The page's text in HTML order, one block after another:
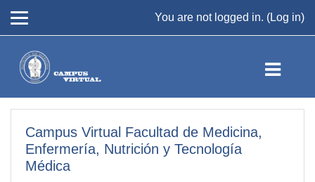
You are not logged in. (Log in)
Campus Virtual Facultad de Medicina,
Enfermería, Nutrición y Tecnología
Médica